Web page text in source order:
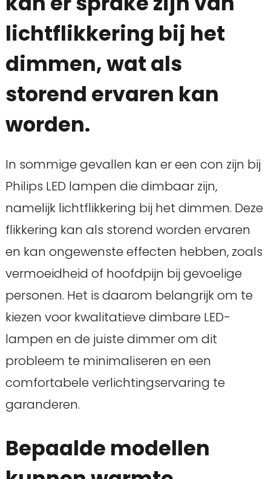
lichtflikkering bij het
dimmen, wat als
storend ervaren kan
worden.
In sommige gevallen kan er een con zijn bij
Philips LED lampen die dimbaar zijn,
namelijk lichtflikkering bij het dimmen. Deze
flikkering kan als storend worden ervaren
en kan ongewenste effecten hebben, zoals
vermoeidheid of hoofdpijn bij gevoelige
personen. Het is daarom belangrijk om te
kiezen voor kwalitatieve dimbare LED-
lampen en de juiste dimmer om dit
probleem te minimaliseren en een
comfortabele verlichtingservaring te
garanderen.
Bepaalde modellen